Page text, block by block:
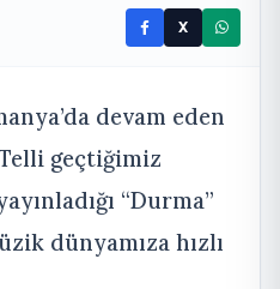
X
devam eden
geçtiğimiz
“Durma”
dünyamıza hızlı